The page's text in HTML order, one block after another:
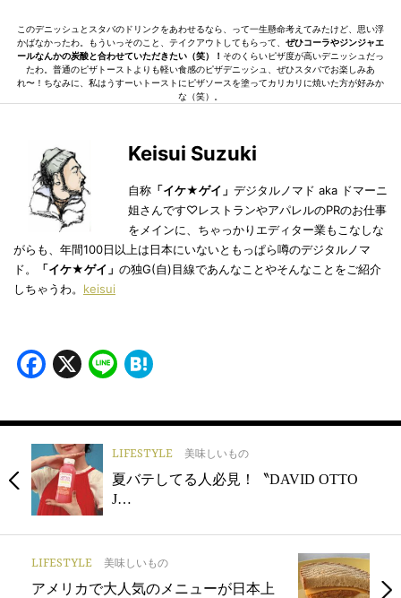
このデニッシュとスタバのドリンクをあわせるなら、って一生懸命考えてみたけど、思い浮
かばなかったわ。もういっそのこと、テイクアウトしてもらって、 ぜひコーラやジンジャエ
ールなんかの炭酸と合わせていただきたい（笑）！ そのくらいピザ度が高いデニッシュだっ
たわ。普通のピザトーストよりも軽い食感のピザデニッシュ、ぜひスタバでお楽しみあ
れ〜！ちなみに、私はうすーいトーストにピザソースを塗ってカリカリに焼いた方が好みか
な（笑）。
Keisui Suzuki
自称 「イケ★ゲイ」 デジタルノマド aka ドマーニ
姐さんです♡レストランやアパレルのPRのお仕事
をメインに、ちゃっかりエディター業もこなしな
がらも、年間100日以上は日本にいないともっぱら噂のデジタルノマ
ド。
「イケ★ゲイ」 の独G(自)目線であんなことやそんなことをご紹介
しちゃうわ。 keisui
Facebook
X Line
LIFESTYLE 美味しいもの
夏バテしてる人必見！〝DAVID OTTO
J…
LIFESTYLE 美味しいもの
アメリカで大人気のメニューが日本上